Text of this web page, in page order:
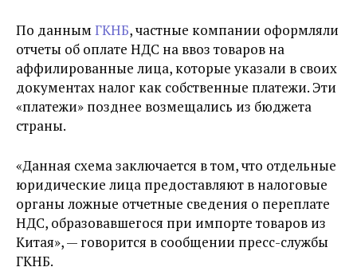
По даннымГКНБ, частные компании оформляли
отчеты об оплате НДС на ввоз товаров на
аффилированные лица, которые указали в своих
документах налог как собственные платежи. Эти
«платежи» позднее возмещались из бюджета
страны.
«Данная схема заключается в том, что отдельные
юридические лица предоставляют в налоговые
органы ложные отчетные сведения о переплате
НДС, образовавшегося при импорте товаров из
Китая», — говорится в сообщении пресс-службы
ГКНБ.